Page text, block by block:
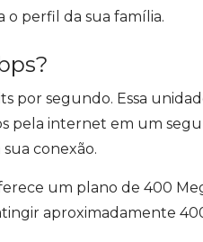
o perfil da sua família.
por segundo. Essa
pela internet em um
conexão.
um plano de 400
aproximadamente